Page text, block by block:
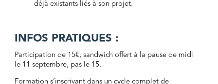
déjà existants liés à son projet.
INFOS PRATIQUES :
Participation de 15€, sandwich offert à la pause de midi
le 11 septembre, pas le 15.
Formation s’inscrivant dans un cycle complet de